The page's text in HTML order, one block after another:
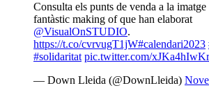
Consulta els punts de venda a la
fantàstic making of que han elaborat
@VisualOnSTUDIO.
https://t.co/cvrvugT1jW#calendari2023
#solidaritat pic.twitter.com/xJKa4hIwKr
— Down Lleida (@DownLleida)